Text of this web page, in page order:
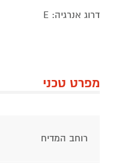
דרוג אנרגיה: E
מפרט טכני
רוחב המדיח